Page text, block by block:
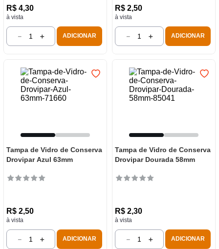
R$ 4,30
à vista
＋
－ ADICIONAR
R$ 2,50
à vista
＋
－ ADICIONAR
Tampa de Vidro de Conserva
Drovipar Azul 63mm
R$ 2,50
à vista
＋
－ ADICIONAR
Tampa de Vidro de Conserva
Drovipar Dourada 58mm
R$ 2,30
à vista
＋
－ ADICIONAR